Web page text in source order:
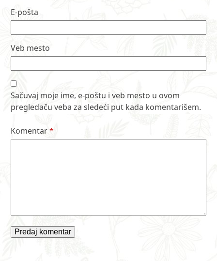
E-pošta
Veb mesto
Sačuvaj moje ime, e-poštu i veb mesto u ovom
pregledaču veba za sledeći put kada komentarišem.
Komentar*